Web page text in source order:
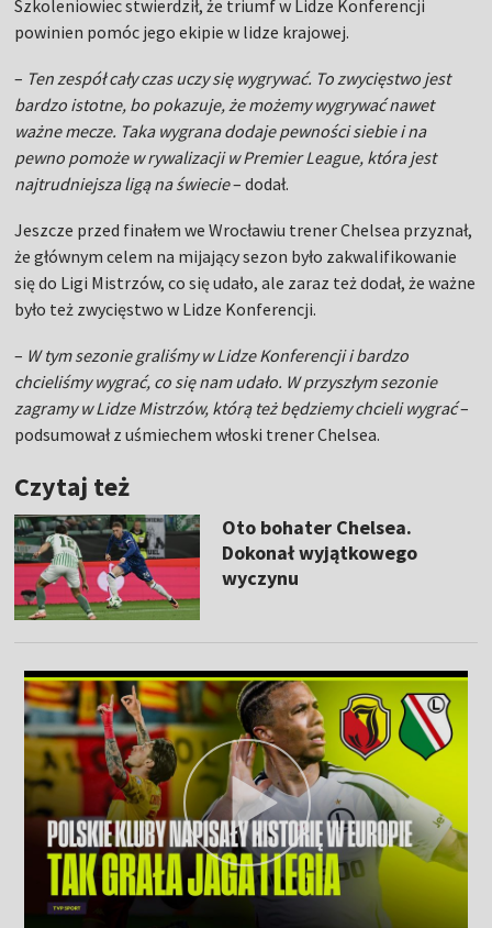
Szkoleniowiec stwierdził, że triumf w Lidze Konferencji
powinien pomóc jego ekipie w lidze krajowej.
– Ten zespół cały czas uczy się wygrywać. To zwycięstwo jest
bardzo istotne, bo pokazuje, że możemy wygrywać nawet
ważne mecze. Taka wygrana dodaje pewności siebie i na
pewno pomoże w rywalizacji w Premier League, która jest
najtrudniejsza ligą na świecie– dodał.
Jeszcze przed finałem we Wrocławiu trener Chelsea przyznał,
że głównym celem na mijający sezon było zakwalifikowanie
się do Ligi Mistrzów, co się udało, ale zaraz też dodał, że ważne
było też zwycięstwo w Lidze Konferencji.
– W tym sezonie graliśmy w Lidze Konferencji i bardzo
chcieliśmy wygrać, co się nam udało. W przyszłym sezonie
zagramy w Lidze Mistrzów, którą też będziemy chcieli wygrać–
podsumował z uśmiechem włoski trener Chelsea.
Czytaj też
Oto bohater Chelsea.
Dokonał wyjątkowego
wyczynu